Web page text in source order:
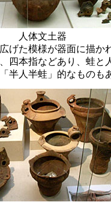
人体文土器
げた模様が器面に描か
四本指などあり、蛙と
半人半蛙」的なものも